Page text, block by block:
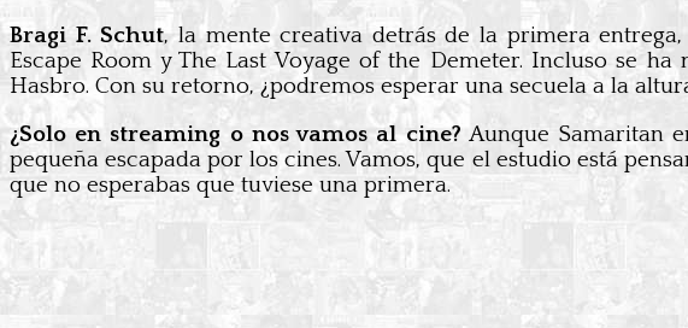
Bragi F. Schut, la mente creativa detrás de la primera
Escape Room y The Last Voyage of the Demeter. Incluso se
Hasbro. Con su retorno, ¿podremos esperar una secuela a la
¿Solo en streaming o nos vamos al cine? Aunque Samaritan
pequeña escapada por los cines. Vamos, que el estudio está
que no esperabas que tuviese una primera.